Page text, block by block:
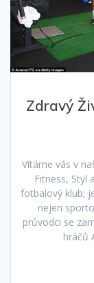
Zdravý
Vítáme vás v
Fitness, Styl
fotbalový klub;
nejen
průvodci se
hráčů